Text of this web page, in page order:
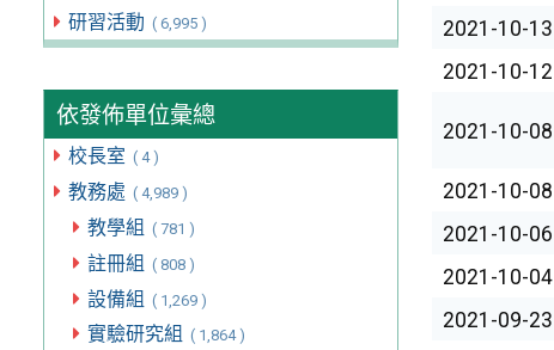
研習活動 ( 6,995 )
依發佈單位彙總
校長室 ( 4 )
教務處 ( 4,989 )
教學組 ( 781 )
註冊組 ( 808 )
設備組 ( 1,269 )
實驗研究組 ( 1,864 )
2021-10-13
2021-10-12
2021-10-08
2021-10-08
2021-10-06
2021-10-04
2021-09-23